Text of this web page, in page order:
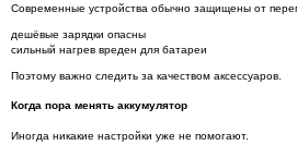
Современные устройства обычно защищены от
дешёвые зарядки опасны
сильный нагрев вреден для батареи
Поэтому важно следить за качеством аксессуаров.
Когда пора менять аккумулятор
Иногда никакие настройки уже не помогают.